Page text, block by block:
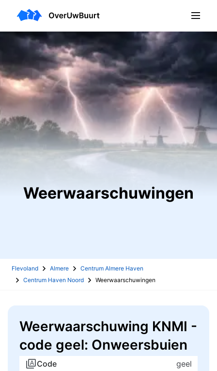
Weerwaarschuwingen
Flevoland Almere
Centrum Almere Haven
Centrum Haven Noord
Weerwaarschuwingen
Weerwaarschuwing KNMI -
code geel: Onweersbuien
Code
geel